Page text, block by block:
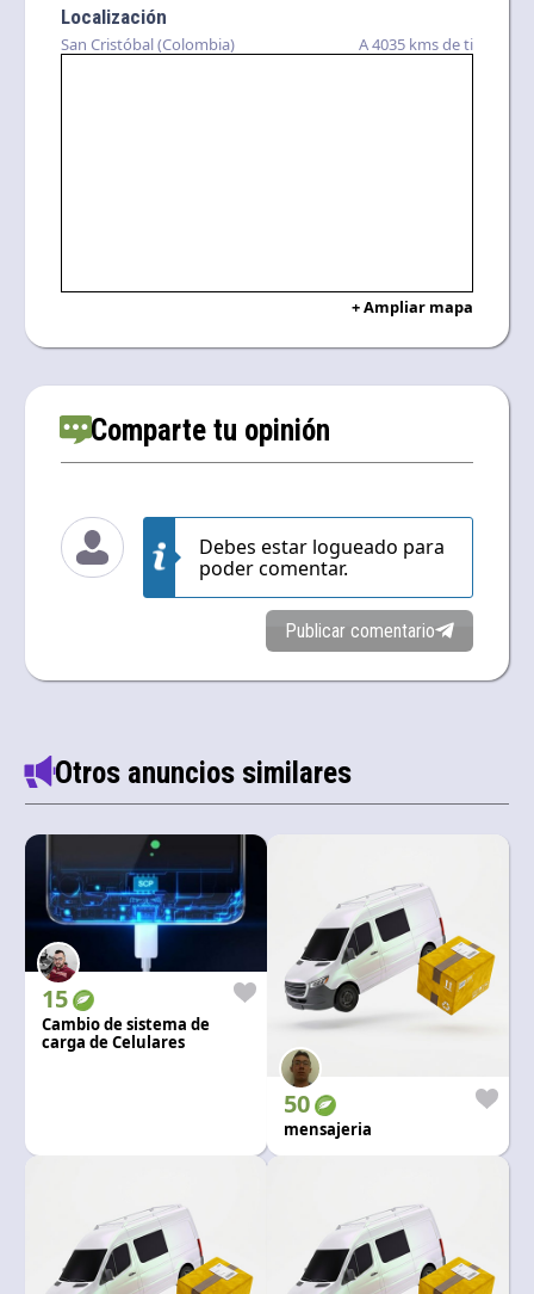
Comparte tu opinión
Debes estar logueado para
poder comentar.
Publicar comentario
Localización
San Cristóbal (Colombia) A 4035 kms de ti
+ Ampliar mapa
Otros anuncios similares
15
Cambio de sistema de
carga de Celulares
50
mensajeria